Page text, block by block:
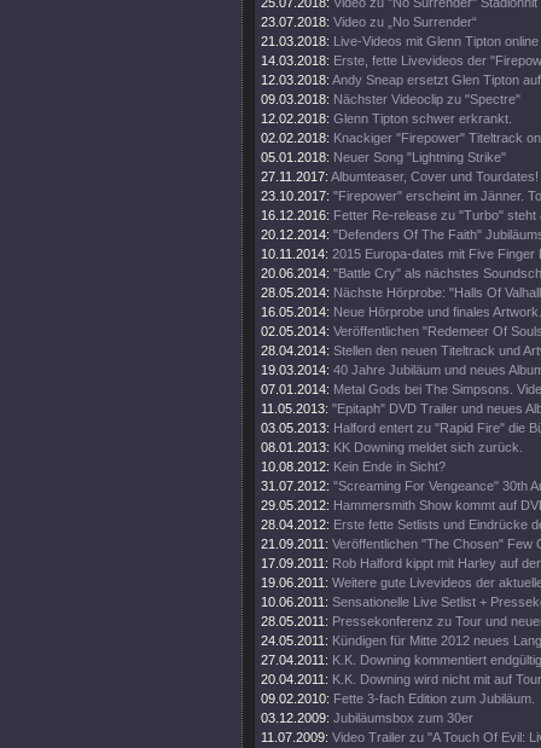
23.07.2018: Video zu „No Surrender“
21.03.2018: Live-Videos mit Glenn Tipton online
14.03.2018: Erste, fette Livevideos der
12.03.2018: Andy Sneap ersetzt Glen Tipton
09.03.2018: Nächster Videoclip zu "Spectre"
12.02.2018: Glenn Tipton schwer erkrankt.
02.02.2018: Knackiger "Firepower" Titeltrack
05.01.2018: Neuer Song "Lightning Strike"
27.11.2017: Albumteaser, Cover und Tourdates!
23.10.2017: "Firepower" erscheint im Jänner.
16.12.2016: Fetter Re-release zu "Turbo" steht
20.12.2014: "Defenders Of The Faith"
10.11.2014: 2015 Europa-dates mit Five Finger
20.06.2014: "Battle Cry" als nächstes
28.05.2014: Nächste Hörprobe: "Halls Of
16.05.2014: Neue Hörprobe und finales Artwork.
02.05.2014: Veröffentlichen "Redemeer Of
28.04.2014: Stellen den neuen Titeltrack und
19.03.2014: 40 Jahre Jubiläum und neues
07.01.2014: Metal Gods bei The Simpsons.
11.05.2013: "Epitaph" DVD Trailer und neues
03.05.2013: Halford entert zu "Rapid Fire" die
08.01.2013: KK Downing meldet sich zurück.
10.08.2012: Kein Ende in Sicht?
31.07.2012: "Screaming For Vengeance" 30th
29.05.2012: Hammersmith Show kommt auf
28.04.2012: Erste fette Setlists und Eindrücke
21.09.2011: Veröffentlichen "The Chosen" Few
17.09.2011: Rob Halford kippt mit Harley auf
19.06.2011: Weitere gute Livevideos der
10.06.2011: Sensationelle Live Setlist +
28.05.2011: Pressekonferenz zu Tour und
24.05.2011: Kündigen für Mitte 2012 neues
27.04.2011: K.K. Downing kommentiert
20.04.2011: K.K. Downing wird nicht mit auf
09.02.2010: Fette 3-fach Edition zum Jubiläum.
03.12.2009: Jubiläumsbox zum 30er
11.07.2009: Video Trailer zu "A Touch Of Evil: